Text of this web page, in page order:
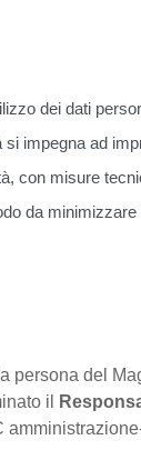
dei dati
impegna ad
con misure
da minimizzare
persona del
il